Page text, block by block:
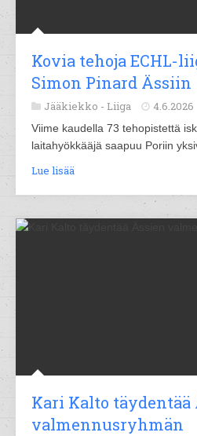
Kovia tehoja ECHL-
Simon Pinard Ässiin
Jääkiekko - Liiga 4.6.2026
Viime kaudella 73 tehopistettä
laitahyökkääjä saapuu Poriin
Lue lisää
Kari Kalto täydentää
valmennusryhmän